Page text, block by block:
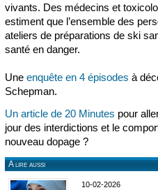
vivants. Des médecins et
estiment que l’ensemble des
ateliers de préparations de ski
santé en danger.
Une enquête en 4 épisodes à
Schepman.
Un article de 20 Minutes pour
jour des interdictions et le
nouveau dopage ?
A lire aussi
10-02-2026